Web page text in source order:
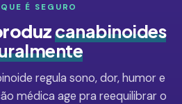
É SEGURO
canabinoides
regula sono, dor, humor e
médica age pra reequilibrar o